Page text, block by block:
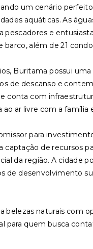
um cenário
aquáticas. As
pescadores e
barco, além de 21
Buritama possui
de descanso e
conta com
ar livre com a família
para
captação de recursos
da região. A cidade
de desenvolvimento
naturais com
para quem busca